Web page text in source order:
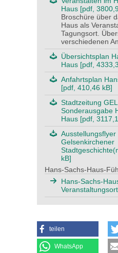
Haus [pdf,
Broschüre über
Haus als
Tagungsort.
verschiedenen
Übersichtsplan
Haus [pdf,
Anfahrtsplan
[pdf, 410,46 kB]
Stadtzeitung
Sonderausgabe
Haus [pdf,
Ausstellungsflyer
Gelsenkirchener
kB]
Hans-Sachs-Haus-
Hans-Sachs-
Veranstaltungsort
teilen
WhatsApp